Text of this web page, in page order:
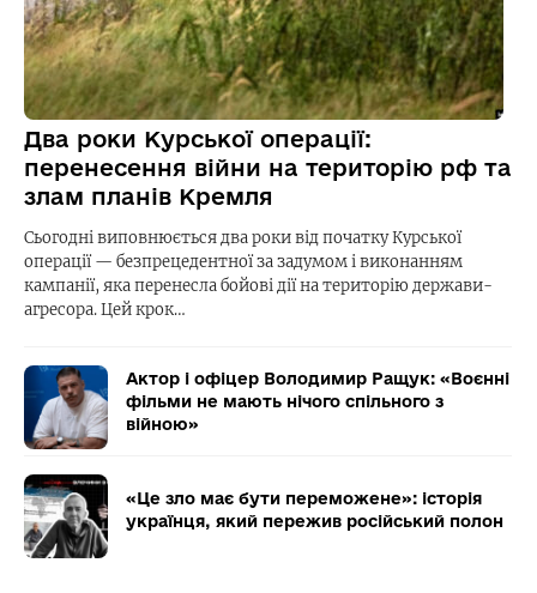
Два роки Курської операції:
перенесення війни на територію рф та
злам планів Кремля
Сьогодні виповнюється два роки від початку Курської
операції — безпрецедентної за задумом і виконанням
кампанії, яка перенесла бойові дії на територію держави-
агресора. Цей крок…
Актор і офіцер Володимир Ращук: «Воєнні
фільми не мають нічого спільного з
війною»
«Це зло має бути переможене»: історія
українця, який пережив російський полон